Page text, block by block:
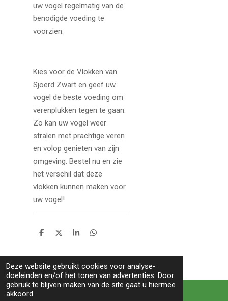
Deze website gebruikt cookies voor analyse-
doeleinden en/of het tonen van advertenties. Door
gebruik te blijven maken van de site gaat u hiermee
akkoord.
uw vogel regelmatig van de
benodigde voeding te
voorzien.
Kies voor de Vlokken van
Sjoerd Zwart en geef uw
vogel de beste voeding om
verenplukken tegen te gaan.
Zo kan uw vogel weer
stralen met prachtige veren
en volop genieten van zijn
omgeving. Bestel nu en zie
het verschil dat deze
vlokken kunnen maken voor
uw vogel!
D
n
D
S
e
D
n
TOP